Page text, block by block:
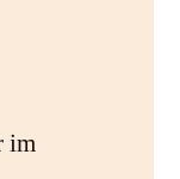
im